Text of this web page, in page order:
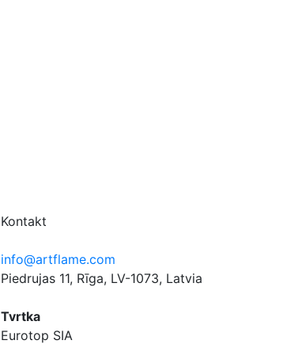
Kontakt
info@artflame.com
Piedrujas 11, Rīga, LV-1073, Latvia
Tvrtka
Eurotop SIA